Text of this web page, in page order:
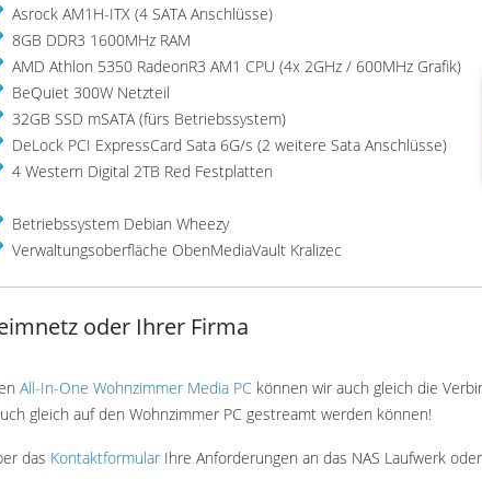
Asrock AM1H-ITX (4 SATA Anschlüsse)
8GB DDR3 1600MHz RAM
AMD Athlon 5350 RadeonR3 AM1 CPU (4x 2GHz / 600MHz Grafik)
BeQuiet 300W Netzteil
32GB SSD mSATA (fürs Betriebssystem)
DeLock PCI ExpressCard Sata 6G/s (2 weitere Sata Anschlüsse)
4 Western Digital 2TB Red Festplatten
Betriebssystem Debian Wheezy
Verwaltungsoberfläche ObenMediaVault Kralizec
oder Ihrer Firma
All-In-One Wohnzimmer Media PC können wir auch gleich die
gleich auf den Wohnzimmer PC gestreamt werden können!
das Kontaktformular Ihre Anforderungen an das NAS Laufwerk